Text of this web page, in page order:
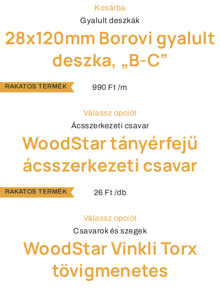
Kosárba
Gyalult deszkák
28x120mm Borovi gyalult
deszka, „B-C”
990 Ft /m
Válassz opciót
Ácsszerkezeti csavar
WoodStar tányérfejű
ácsszerkezeti csavar
26 Ft /db
Válassz opciót
Csavarok és szegek
WoodStar Vinkli Torx
tövigmenetes